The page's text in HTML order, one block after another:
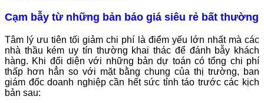
Cạm bẫy từ những bản báo giá siêu rẻ bất thường
Tâm lý ưu tiên tối giảm chi phí là điểm yếu lớn nhất mà các
nhà thầu kém uy tín thường khai thác để đánh bẫy khách
hàng. Khi đối diện với những bản dự toán có tổng chi phí
thấp hơn hẳn so với mặt bằng chung của thị trường, ban
giám đốc doanh nghiệp cần hết sức tỉnh táo trước các kịch
bản sau: